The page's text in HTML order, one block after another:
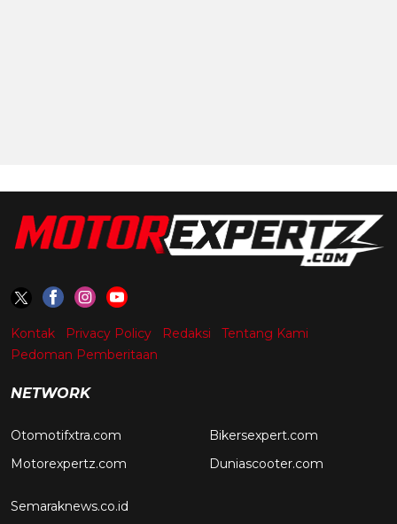
Kontak Privacy Policy Redaksi
Tentang Kami
Pedoman Pemberitaan
NETWORK
Otomotifxtra.com
Motorexpertz.com
Bikersexpert.com
Duniascooter.com
Semaraknews.co.id